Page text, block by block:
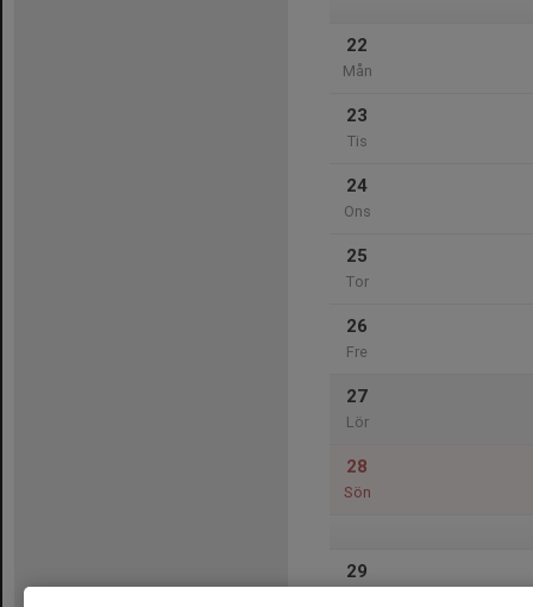
22
Mån
23
Tis
24
Ons
25
Tor
26
Fre
27
Lör
28
Sön
29